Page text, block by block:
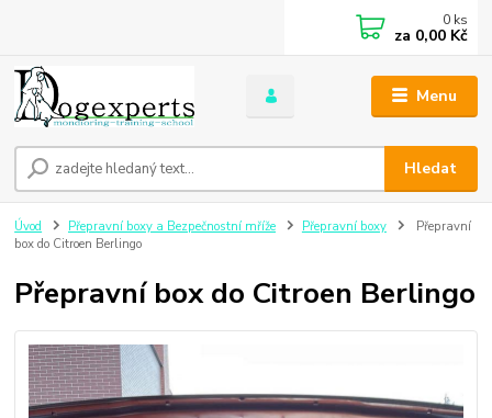
Menu
Hledat
0 ks
za 0,00 Kč
Úvod Přepravní boxy a Bezpečnostní mříže Přepravní boxy
Přepravní
box do Citroen Berlingo
Přepravní box do Citroen Berlingo